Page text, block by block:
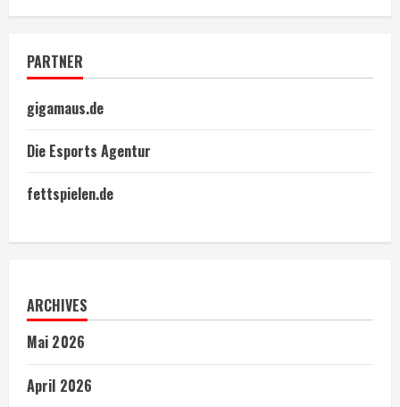
PARTNER
gigamaus.de
Die Esports Agentur
fettspielen.de
ARCHIVES
Mai 2026
April 2026